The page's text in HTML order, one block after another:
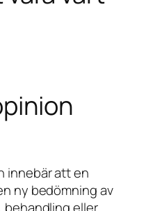
innebär att en
ny bedömning av